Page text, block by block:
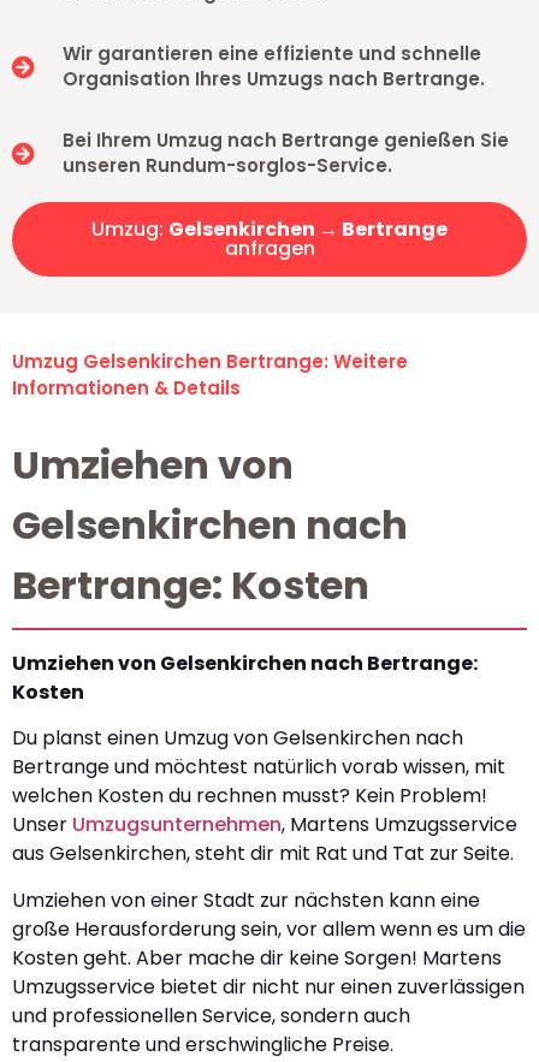
Wir garantieren eine effiziente und schnelle
Organisation Ihres Umzugs nach Bertrange.
Bei Ihrem Umzug nach Bertrange genießen Sie
unseren Rundum-sorglos-Service.
Umzug: Gelsenkirchen → Bertrange
anfragen
Umzug Gelsenkirchen Bertrange: Weitere
Informationen & Details
Umziehen von
Gelsenkirchen nach
Bertrange: Kosten
Umziehen von Gelsenkirchen nach Bertrange:
Kosten
Du planst einen Umzug von Gelsenkirchen nach
Bertrange und möchtest natürlich vorab wissen, mit
welchen Kosten du rechnen musst? Kein Problem!
Unser Umzugsunternehmen, Martens Umzugsservice
aus Gelsenkirchen, steht dir mit Rat und Tat zur Seite.
Umziehen von einer Stadt zur nächsten kann eine
große Herausforderung sein, vor allem wenn es um die
Kosten geht. Aber mache dir keine Sorgen! Martens
Umzugsservice bietet dir nicht nur einen zuverlässigen
und professionellen Service, sondern auch
transparente und erschwingliche Preise.